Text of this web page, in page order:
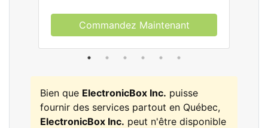
Commandez Maintenant
Bien que ElectronicBox Inc. puisse
fournir des services partout en Québec,
ElectronicBox Inc. peut n'être disponible